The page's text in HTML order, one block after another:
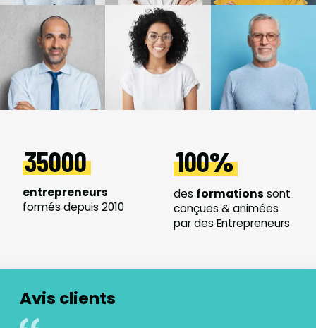
35000
entrepreneurs
formés depuis 2010
100
des formations sont
conçues & animées
par des Entrepreneurs
Avis clients